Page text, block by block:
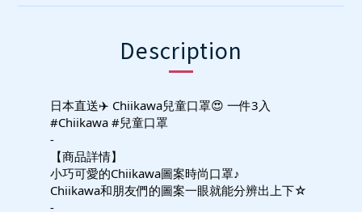
Description
日本直送✈️ Chiikawa兒童口罩😍 一件3入
#Chiikawa #兒童口罩
-
【商品詳情】
小巧可愛的Chiikawa圖案時尚口罩♪
Chiikawa和朋友們的圖案一眼就能分辨出上下☆
-